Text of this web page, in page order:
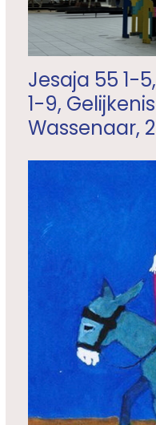
Jesaja 55 1-
1-9,
Wassenaar,